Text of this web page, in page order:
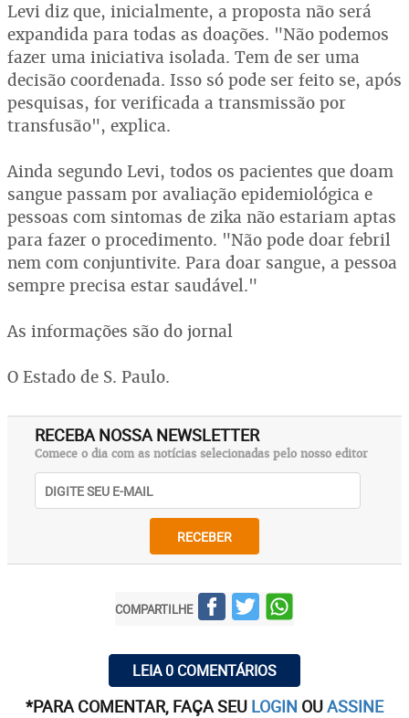
Levi diz que, inicialmente, a proposta não será
expandida para todas as doações. "Não podemos
fazer uma iniciativa isolada. Tem de ser uma
decisão coordenada. Isso só pode ser feito se, após
pesquisas, for verificada a transmissão por
transfusão", explica.
Ainda segundo Levi, todos os pacientes que doam
sangue passam por avaliação epidemiológica e
pessoas com sintomas de zika não estariam aptas
para fazer o procedimento. "Não pode doar febril
nem com conjuntivite. Para doar sangue, a pessoa
sempre precisa estar saudável."
As informações são do jornal
O Estado de S. Paulo.
RECEBA NOSSA NEWSLETTER
Comece o dia com as notícias selecionadas pelo nosso editor
RECEBER
COMPARTILHE
LEIA 0 COMENTÁRIOS
*PARA COMENTAR, FAÇA SEU LOGIN OUASSINE